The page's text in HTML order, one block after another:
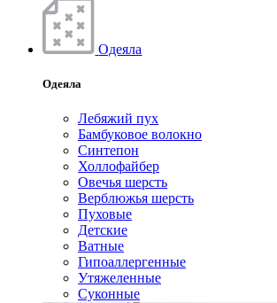
Одеяла
Одеяла
Лебяжий пух
Бамбуковое волокно
Синтепон
Холлофайбер
Овечья шерсть
Верблюжья шерсть
Пуховые
Детские
Ватные
Гипоаллергенные
Утяжеленные
Суконные